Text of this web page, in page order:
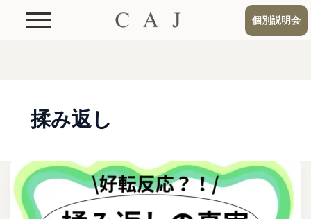
個別説明会
揉み返し